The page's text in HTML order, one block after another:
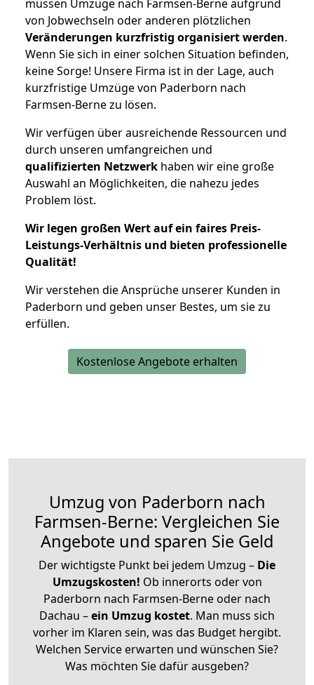
müssen Umzüge nach Farmsen-Berne aufgrund
von Jobwechseln oder anderen plötzlichen
Veränderungen kurzfristig organisiert werden.
Wenn Sie sich in einer solchen Situation befinden,
keine Sorge! Unsere Firma ist in der Lage, auch
kurzfristige Umzüge von Paderborn nach
Farmsen-Berne zu lösen.
Wir verfügen über ausreichende Ressourcen und
durch unseren umfangreichen und
qualifizierten Netzwerk haben wir eine große
Auswahl an Möglichkeiten, die nahezu jedes
Problem löst.
Wir legen großen Wert auf ein faires Preis-
Leistungs-Verhältnis und bieten professionelle
Qualität!
Wir verstehen die Ansprüche unserer Kunden in
Paderborn und geben unser Bestes, um sie zu
erfüllen.
Kostenlose Angebote erhalten
Umzug von Paderborn nach
Farmsen-Berne: Vergleichen Sie
Angebote und sparen Sie Geld
Der wichtigste Punkt bei jedem Umzug – Die
Umzugskosten! Ob innerorts oder von
Paderborn nach Farmsen-Berne oder nach
Dachau –ein Umzug kostet. Man muss sich
vorher im Klaren sein, was das Budget hergibt.
Welchen Service erwarten und wünschen Sie?
Was möchten Sie dafür ausgeben?